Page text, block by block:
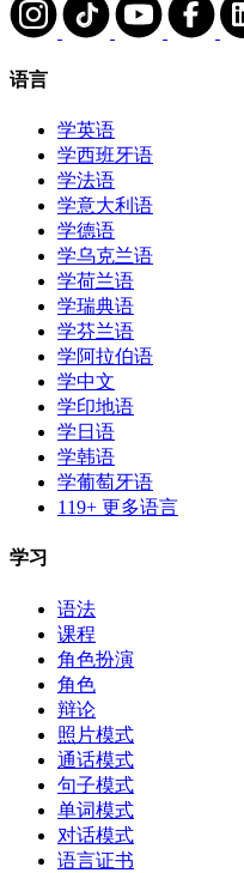
语言
学英语
学西班牙语
学法语
学意大利语
学德语
学乌克兰语
学荷兰语
学瑞典语
学芬兰语
学阿拉伯语
学中文
学印地语
学日语
学韩语
学葡萄牙语
119+ 更多语言
学习
语法
课程
角色扮演
角色
辩论
照片模式
通话模式
句子模式
单词模式
对话模式
语言证书